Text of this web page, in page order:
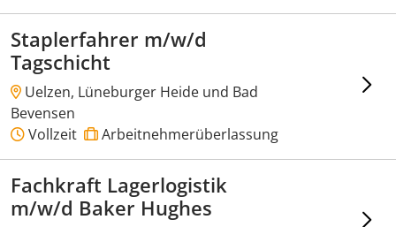
Staplerfahrer m/w/d
Tagschicht
Uelzen, Lüneburger Heide und Bad
Bevensen
Vollzeit
Arbeitnehmerüberlassung
Fachkraft Lagerlogistik
m/w/d Baker Hughes